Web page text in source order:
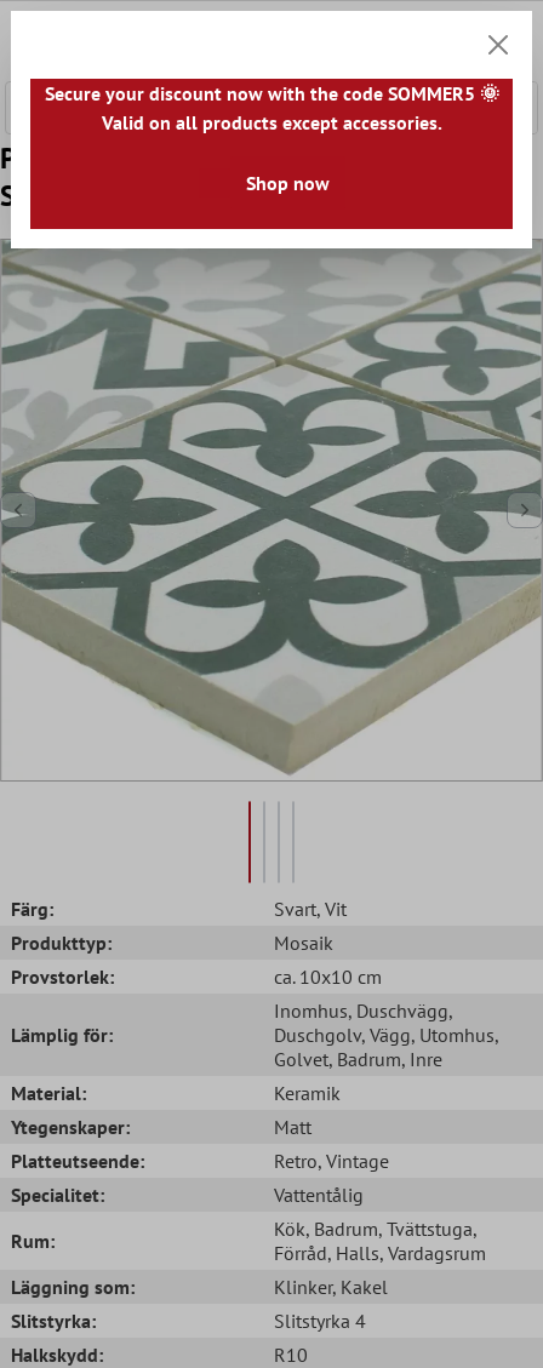
Prov Keramikmosaik Retro Plattor Utopia
Svart Vit R10/B
Färg: Svart, Vit
Produkttyp:
Mosaik
Provstorlek:
ca. 10x10 cm
Lämplig för:
Inomhus, Duschvägg,
Duschgolv, Vägg, Utomhus,
Golvet, Badrum, Inre
Material:
Keramik
Ytegenskaper:
Matt
Platteutseende:
Retro, Vintage
Specialitet:
Vattentålig
Rum:
Kök, Badrum, Tvättstuga,
Förråd, Halls, Vardagsrum
Läggning som:
Klinker, Kakel
Slitstyrka:
Slitstyrka 4
Halkskydd:
R10
Secure your discount now with the code SOMMER5 🌞
Valid on all products except accessories.
Shop now